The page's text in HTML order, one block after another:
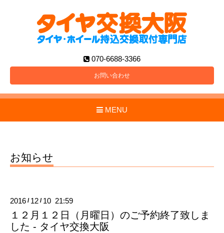
070-6688-3366
お問い合わせ
MENU
お知らせ
2016 / 12 / 10 21:59
１２月１２日（月曜日）のご予約終了致しま
した - タイヤ交換大阪